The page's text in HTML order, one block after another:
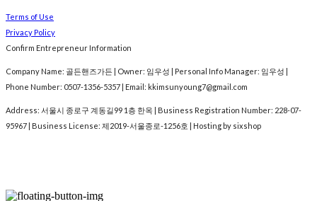
Terms of Use
Privacy Policy
Confirm Entrepreneur Information
Company Name: 골든핸즈가든 | Owner: 임우성 | Personal Info Manager: 임우성 |
Phone Number: 0507-1356-5357 | Email: kkimsunyoung7@gmail.com
Address: 서울시 종로구 계동길99 1층 한옥 | Business Registration Number: 228-07-
95967 | Business License: 제2019-서울종로-1256호 | Hosting by sixshop